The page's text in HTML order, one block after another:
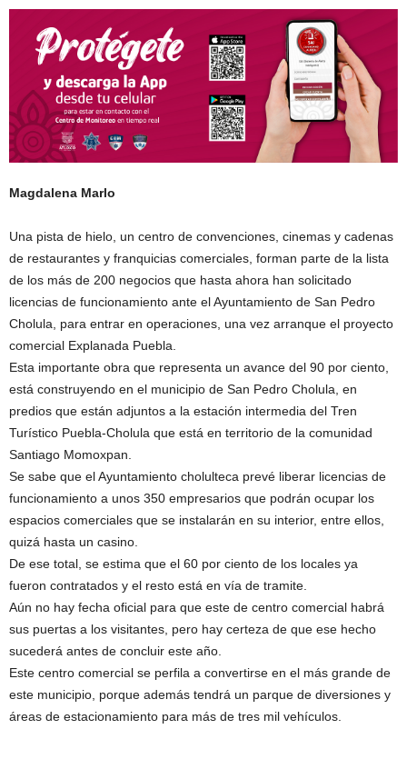
Magdalena Marlo
Una pista de hielo, un centro de convenciones, cinemas y cadenas
de restaurantes y franquicias comerciales, forman parte de la lista
de los más de 200 negocios que hasta ahora han solicitado
licencias de funcionamiento ante el Ayuntamiento de San Pedro
Cholula, para entrar en operaciones, una vez arranque el proyecto
comercial Explanada Puebla.
Esta importante obra que representa un avance del 90 por ciento,
está construyendo en el municipio de San Pedro Cholula, en
predios que están adjuntos a la estación intermedia del Tren
Turístico Puebla-Cholula que está en territorio de la comunidad
Santiago Momoxpan.
Se sabe que el Ayuntamiento cholulteca prevé liberar licencias de
funcionamiento a unos 350 empresarios que podrán ocupar los
espacios comerciales que se instalarán en su interior, entre ellos,
quizá hasta un casino.
De ese total, se estima que el 60 por ciento de los locales ya
fueron contratados y el resto está en vía de tramite.
Aún no hay fecha oficial para que este de centro comercial habrá
sus puertas a los visitantes, pero hay certeza de que ese hecho
sucederá antes de concluir este año.
Este centro comercial se perfila a convertirse en el más grande de
este municipio, porque además tendrá un parque de diversiones y
áreas de estacionamiento para más de tres mil vehículos.